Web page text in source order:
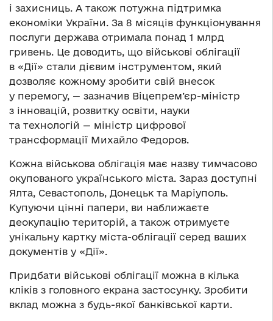
і захисниць. А також потужна підтримка
економіки України. За 8 місяців функціонування
послуги держава отримала понад 1 млрд
гривень. Це доводить, що військові облігації
в «Дії» стали дієвим інструментом, який
дозволяє кожному зробити свій внесок
у перемогу, — зазначив Віцепрем’єр-міністр
з інновацій, розвитку освіти, науки
та технологій — міністр цифрової
трансформації Михайло Федоров.
Кожна військова облігація має назву тимчасово
окупованого українського міста. Зараз доступні
Ялта, Севастополь, Донецьк та Маріуполь.
Купуючи цінні папери, ви наближаєте
деокупацію територій, а також отримуєте
унікальну картку міста-облігації серед ваших
документів у «Дії».
Придбати військові облігації можна в кілька
кліків з головного екрана застосунку. Зробити
вклад можна з будь-якої банківської карти.